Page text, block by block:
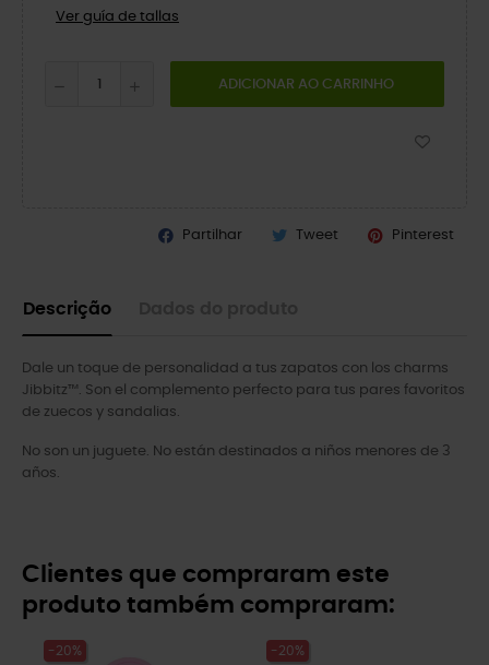
Ver guía de tallas
ADICIONAR AO CARRINHO
Partilhar Tweet Pinterest
Descrição
Dale un toque de personalidad a tus zapatos con los charms
Jibbitz™. Son el complemento perfecto para tus pares favoritos
de zuecos y sandalias.
No son un juguete. No están destinados a niños menores de 3
años.
Clientes que compraram este
produto também compraram:
-20% -20%